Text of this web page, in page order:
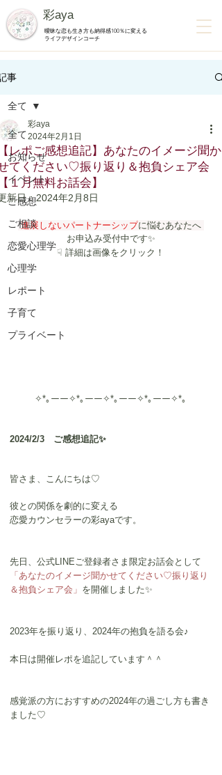
彩aya
曖昧な恋も生き方も納得感100％に変える
ライフデザインコーチ
事
全て
お知らせ
イベント
ご感想
ご相談
恋愛心理学
心理学
レポート
子育て
プライベート
全て
レポご感想追記】あなたのイメージ聞か
てください♡振り返り＆抱負シェア会
１月無料お話会】
彩aya
2024年2月1日
新日：2024年2月8日
進展しないパートナーシップに悩むあなたへ
お申込み受付中です✨
☟ 詳細は画像をクリック！
✧*｡ーー✧*｡ーー✧*｡ーー✧*｡ーー✧*｡
2024/2/3　ご感想追記✨
皆さま、こんにちは♡
彼との関係を劇的に変える
恋愛カウンセラーの彩ayaです。
先日、公式LINEご登録者さま限定お話会として
「あなたのイメージ聞かせてください♡振り返り
＆抱負シェア会」 を開催しました✨
2023年を振り返り、2024年の抱負を語る会♪
本日は開催レポを追記しています＾＾
感覚派の方におすすめの2024年の過ごし方も書き
ました♡